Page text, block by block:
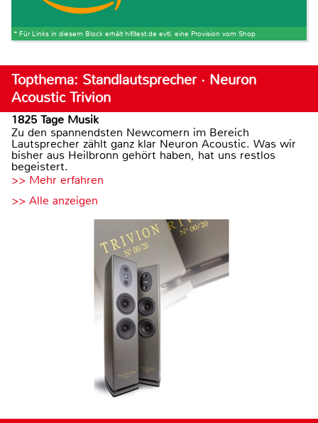
* Für Links in diesem Block erhält hifitest.de evtl. eine Provision vom Shop
Topthema: Standlautsprecher · Neuron
Acoustic Trivion
1825 Tage Musik
Zu den spannendsten Newcomern im Bereich
Lautsprecher zählt ganz klar Neuron Acoustic. Was wir
bisher aus Heilbronn gehört haben, hat uns restlos
begeistert.
>> Mehr erfahren
>> Alle anzeigen